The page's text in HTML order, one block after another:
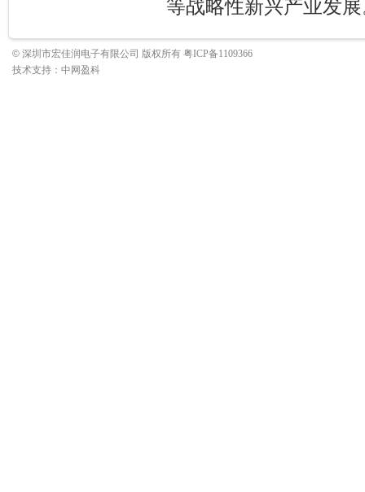
等战略性新兴产业发
© 深圳市宏佳润电子有限公司 版权所有 粤ICP备1109366
技术支持： 中网盈科